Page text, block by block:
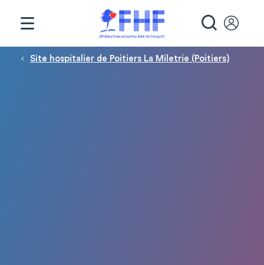
Fil d'Ariane
Site hospitalier de Poitiers La Miletrie (Poitiers)
Panneau de gestion des cookies